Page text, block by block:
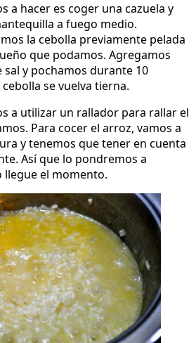
a hacer es coger una cazuela y
a fuego medio.
la cebolla previamente pelada
que podamos. Agregamos
y pochamos durante 10
se vuelva tierna.
a utilizar un rallador para rallar el
Para cocer el arroz, vamos a
y tenemos que tener en cuenta
Así que lo pondremos a
el momento.